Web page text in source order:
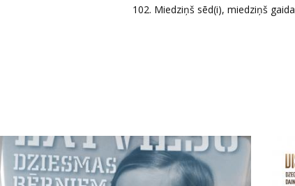
102. Miedziņš sēd(i), miedziņš gaida